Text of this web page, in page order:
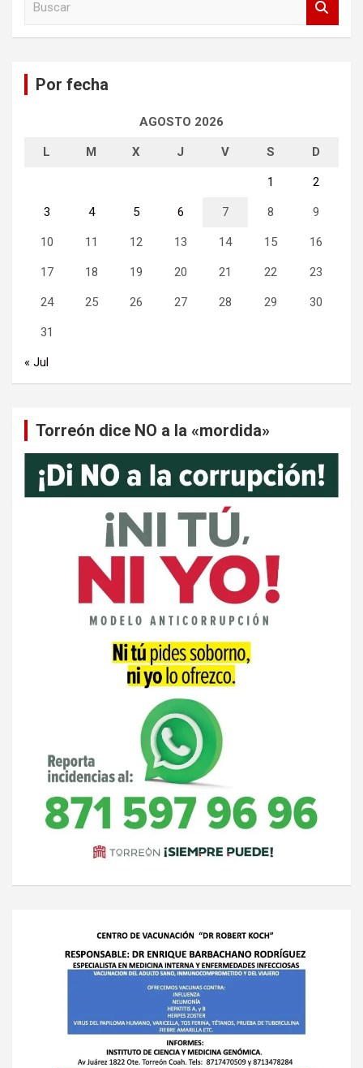
Por fecha
AGOSTO 2026
L M X J V S D
1 2
3 4 5 6 7 8 9
10 11 12 13 14 15 16
17 18 19 20 21 22 23
24 25 26 27 28 29 30
31
« Jul
Torreón dice NO a la «mordida»